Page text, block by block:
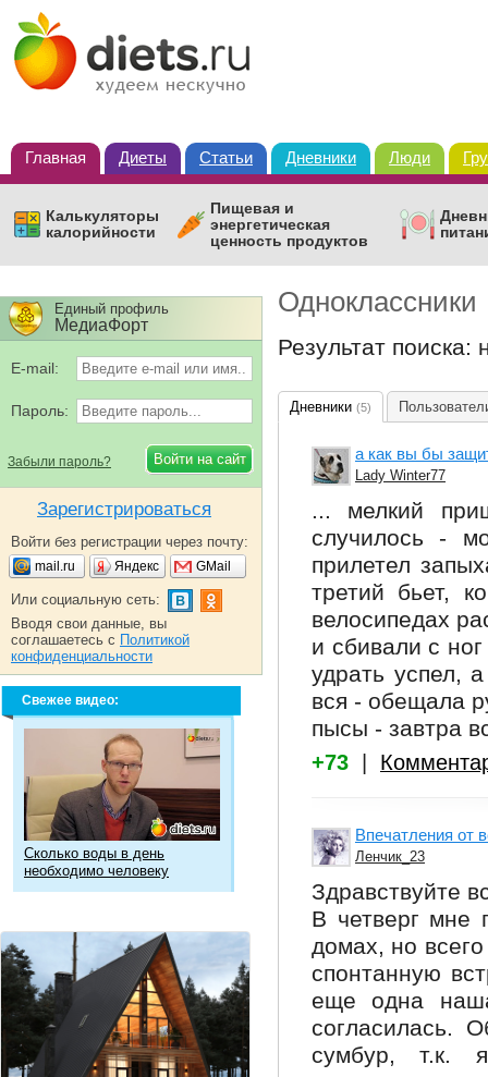
Главная Диеты Статьи Дневники Люди
Калькуляторы
калорийности
Пищевая и
энергетическая
ценность продуктов
Одноклассники
Результат
Дневники (5)
а как вы бы
Lady Winter77
... мелкий
случилось -
прилетел
третий бьет,
велосипедах
и сбивали с
удрать успел,
вся - обещала
пысы - завтра
+73
Впечатления от
Ленчик_23
Здравствуйте
В четверг мне
домах, но
спонтанную
еще одна
согласилась.
сумбур, т.к.
Единый профиль
МедиаФорт
E-mail:
Пароль:
Забыли пароль?
Зарегистрироваться
Войти без регистрации через почту:
mail.ru Яндекс GMail
Или социальную сеть:
Вводя свои данные, вы
соглашаетесь с Политикой
конфиденциальности
Свежее видео:
Сколько воды в день
необходимо человеку